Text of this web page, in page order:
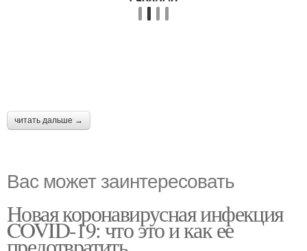
читать дальше →
Вас может заинтересовать
Новая коронавирусная инфекция
COVID-19: что это и как ее